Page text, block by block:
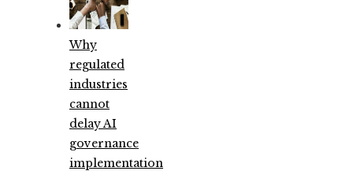
Why
regulated
industries
cannot
delay AI
governance
implementation